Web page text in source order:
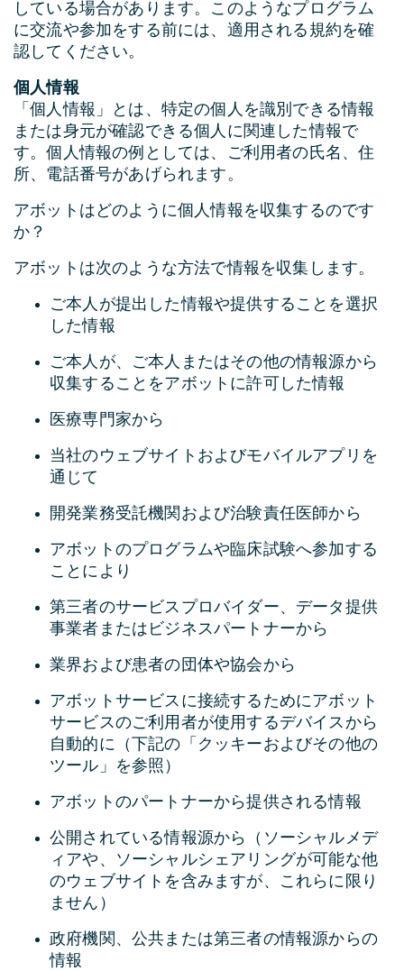
している場合があります。このようなプログラム
に交流や参加をする前には、適用される規約を確
認してください。
個人情報
「個人情報」とは、特定の個人を識別できる情報
または身元が確認できる個人に関連した情報で
す。個人情報の例としては、ご利用者の氏名、住
所、電話番号があげられます。
アボットはどのように個人情報を収集するのです
か？
アボットは次のような方法で情報を収集します。
ご本人が提出した情報や提供することを選択
した情報
ご本人が、ご本人またはその他の情報源から
収集することをアボットに許可した情報
医療専門家から
当社のウェブサイトおよびモバイルアプリを
通じて
開発業務受託機関および治験責任医師から
アボットのプログラムや臨床試験へ参加する
ことにより
第三者のサービスプロバイダー、データ提供
事業者またはビジネスパートナーから
業界および患者の団体や協会から
アボットサービスに接続するためにアボット
サービスのご利用者が使用するデバイスから
自動的に（下記の「クッキーおよびその他の
ツール」を参照）
アボットのパートナーから提供される情報
公開されている情報源から（ソーシャルメデ
ィアや、ソーシャルシェアリングが可能な他
のウェブサイトを含みますが、これらに限り
ません）
政府機関、公共または第三者の情報源からの
情報